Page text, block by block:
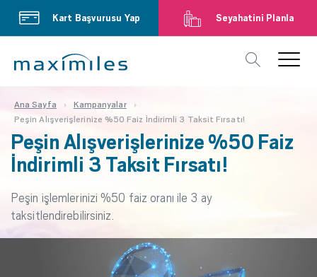
Kart Başvurusu Yap Seyahatini Planla
Ana Sayfa
Kampanyalar
Peşin Alışverişlerinize %50 Faiz İndirimli 3 Taksit Fırsatı!
Peşin Alışverişlerinize %50 Faiz
İndirimli 3 Taksit Fırsatı!
Peşin işlemlerinizi %50 faiz oranı ile 3 ay
taksitlendirebilirsiniz.